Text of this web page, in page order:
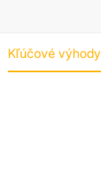
Kľúčové výhody